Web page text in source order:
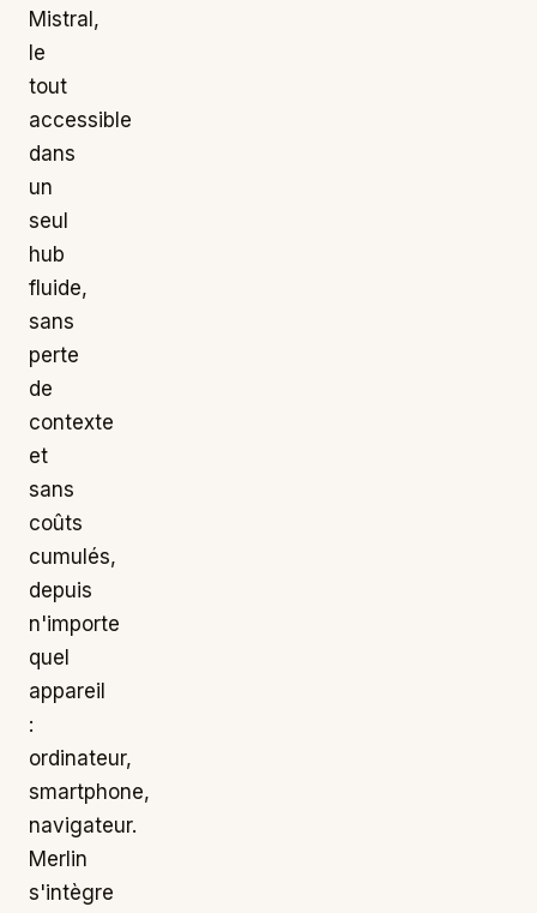
Mistral,
le
tout
accessible
dans
un
seul
hub
fluide,
sans
perte
de
contexte
et
sans
coûts
cumulés,
depuis
n'importe
quel
appareil
:
ordinateur,
smartphone,
navigateur.
Merlin
s'intègre